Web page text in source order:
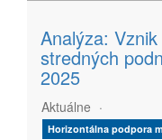
Analýza:
stredných
2025
Aktuálne
Horizontálna podpora